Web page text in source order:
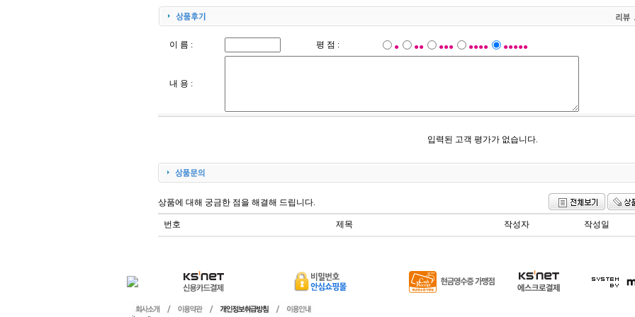
이 름 : 평 점 : ● ●● ●●● ●●●● ●●●●●
내 용 :
입력된 고객 평가가 없습니다.
상품에 대해 궁금한 점을 해결해 드립니다.
번호 제목 작성자 작성일